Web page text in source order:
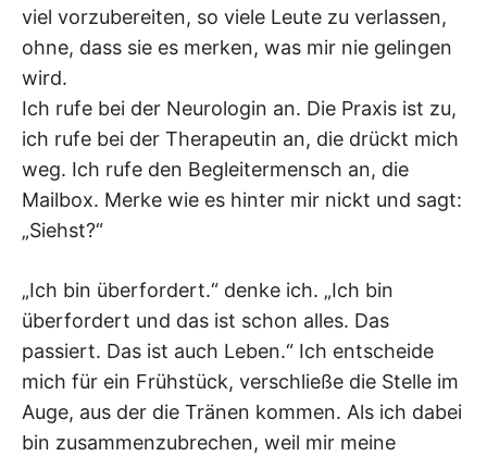
viel vorzubereiten, so viele Leute zu verlassen,
ohne, dass sie es merken, was mir nie gelingen
wird.
Ich rufe bei der Neurologin an. Die Praxis ist zu,
ich rufe bei der Therapeutin an, die drückt mich
weg. Ich rufe den Begleitermensch an, die
Mailbox. Merke wie es hinter mir nickt und sagt:
„Siehst?“
„Ich bin überfordert.“ denke ich. „Ich bin
überfordert und das ist schon alles. Das
passiert. Das ist auch Leben.“ Ich entscheide
mich für ein Frühstück, verschließe die Stelle im
Auge, aus der die Tränen kommen. Als ich dabei
bin zusammenzubrechen, weil mir meine